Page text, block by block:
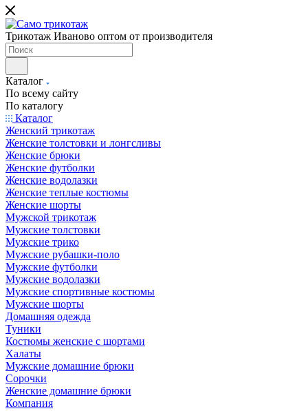
Трикотаж Иваново оптом от производителя
Каталог
По всему сайту
По каталогу
Каталог
Женский трикотаж
Женские толстовки и лонгсливы
Женские брюки
Женские футболки
Женские водолазки
Женские теплые костюмы
Женские шорты
Мужской трикотаж
Мужские толстовки
Мужские трико
Мужские рубашки-поло
Мужские футболки
Мужские водолазки
Мужские спортивные костюмы
Мужские шорты
Домашняя одежда
Туники
Костюмы женские с шортами
Халаты
Мужские домашние брюки
Сорочки
Женские домашние брюки
Компания